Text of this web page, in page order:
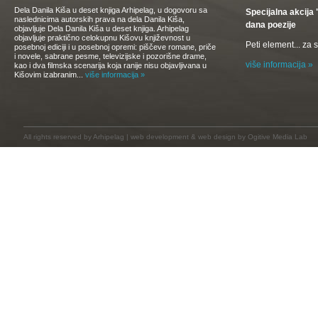
Dela Danila Kiša u deset knjiga Arhipelag, u dogovoru sa
naslednicima autorskih prava na dela Danila Kiša,
objavljuje Dela Danila Kiša u deset knjiga. Arhipelag
objavljuje praktično celokupnu Kišovu književnost u
posebnoj ediciji i u posebnoj opremi: piščeve romane, priče
i novele, sabrane pesme, televizijske i pozorišne drame,
kao i dva filmska scenarija koja ranije nisu objavljivana u
Kišovim izabranim... više informacija »
Specijalna akcija
dana poezije
Peti element... za
više informacija »
All rights reserved by Arhipelag | web development & web design by Ogitive Media Lab